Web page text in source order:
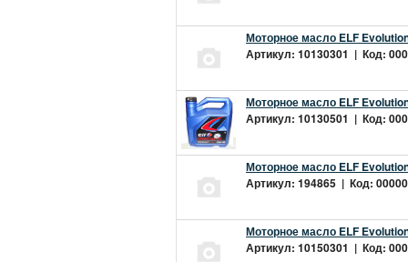
Моторное масло ELF
Артикул: 10130301 | Код:
Моторное масло ELF
Артикул: 10130501 | Код:
Моторное масло ELF
Артикул: 194865 | Код:
Моторное масло ELF
Артикул: 10150301 | Код: